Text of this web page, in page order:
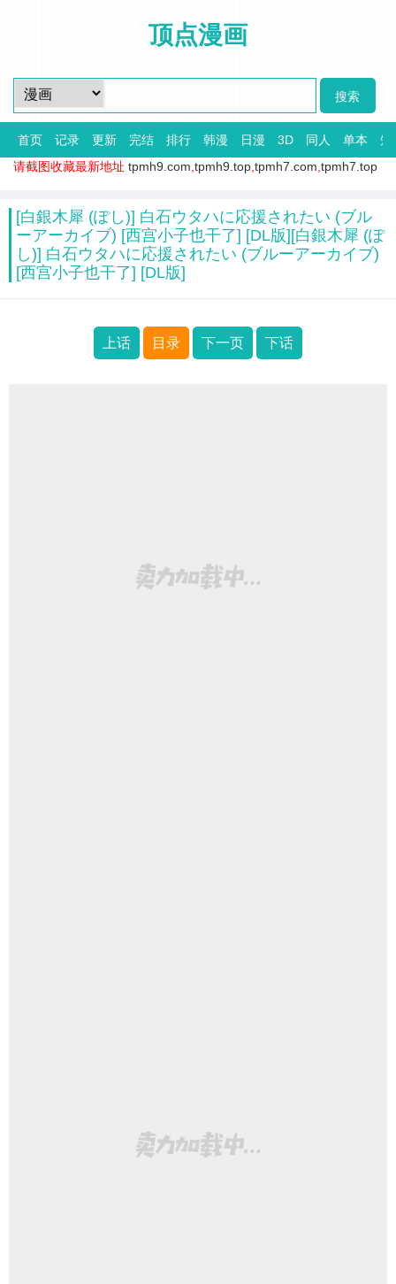
顶点漫画
首页 记录 更新 完结 排行 韩漫 日漫 3D 同人 单本
短
请截图收藏最新地址 tpmh9.com tpmh9.top tpmh7.com tpmh7.top
[白銀木犀 (ぽし)] 白石ウタハに応援されたい (ブル
ーアーカイブ) [西宫小子也干了] [DL版][白銀木犀 (ぽ
し)] 白石ウタハに応援されたい (ブルーアーカイブ)
[西宫小子也干了] [DL版]
上话 目录 下一页 下话